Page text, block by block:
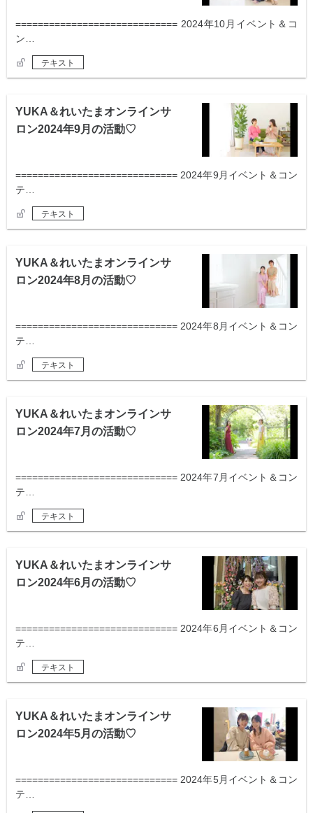
============================= 2024年10月イベント＆コ
ン…
テキスト
YUKA＆れいたまオンラインサ
ロン2024年9月の活動♡
============================= 2024年9月イベント＆コン
テ…
テキスト
YUKA＆れいたまオンラインサ
ロン2024年8月の活動♡
============================= 2024年8月イベント＆コン
テ…
テキスト
YUKA＆れいたまオンラインサ
ロン2024年7月の活動♡
============================= 2024年7月イベント＆コン
テ…
テキスト
YUKA＆れいたまオンラインサ
ロン2024年6月の活動♡
============================= 2024年6月イベント＆コン
テ…
テキスト
YUKA＆れいたまオンラインサ
ロン2024年5月の活動♡
============================= 2024年5月イベント＆コン
テ…